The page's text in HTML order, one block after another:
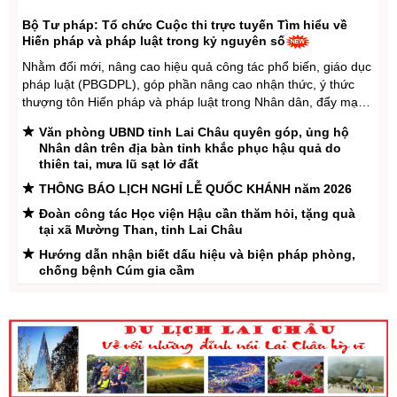
Bộ Tư pháp: Tổ chức Cuộc thi trực tuyến Tìm hiểu về
Hiến pháp và pháp luật trong kỷ nguyên số
Nhằm đổi mới, nâng cao hiệu quả công tác phổ biến, giáo dục
pháp luật (PBGDPL), góp phần nâng cao nhận thức, ý thức
thượng tôn Hiến pháp và pháp luật trong Nhân dân, đẩy mạnh
ban hành Kế ...
Văn phòng UBND tỉnh Lai Châu quyên góp, ủng hộ
Nhân dân trên địa bàn tỉnh khắc phục hậu quả do
thiên tai, mưa lũ sạt lở đất
THÔNG BÁO LỊCH NGHỈ LỄ QUỐC KHÁNH năm 2026
Đoàn công tác Học viện Hậu cần thăm hỏi, tặng quà
tại xã Mường Than, tỉnh Lai Châu
Hướng dẫn nhận biết dấu hiệu và biện pháp phòng,
chống bệnh Cúm gia cầm
thị Lai Châu)
Hội nghị gặp gỡ, tiếp xúc, đối thoại với đoàn viên,
người lao động năm 2026
Quyết định về việc công bố tình huống khẩn cấp về
Ngày ban hành: (06/08/2026)
Số:1701/QĐ-UBND
Tên: (Quyết định Về việc công bố thủ tục hành chính được sửa
đổi, bổ sung và phê duyệt Quy trình nội bộ giải quyết trong lĩnh
vực thành lập và hoạt động của hộ kinh doanh thuộc phạm vi
chức năng quản lý của Sở Tài chính)
Ngày ban hành: (05/08/2026) -Ngày hiệu lực: (05/08/2026)
Số:1705/QĐ-UBND
Tên:(Quyết định Về việc công bố thủ tục hành chính sửa đổi, bổ
sung và phê duyệt Quy trình nội bộ giải quyết thủ tục hành chính
trong lĩnh vực đấu thầu lựa chọn nhà đầu tư thuộc phạm vi chức
Số:1700/QĐ-UBND
Tên:(Quyết định Về việc công bố thủ tục hành chính mới ban
hành và Phê duyệt quy trình nội bộ giải quyết lĩnh vực đăng ký